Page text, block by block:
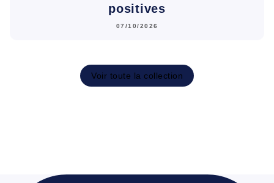
positives
07/10/2026
Voir toute la collection